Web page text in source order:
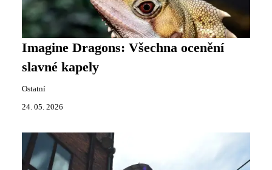
Imagine Dragons: Všechna ocenění
slavné kapely
Ostatní
24. 05. 2026